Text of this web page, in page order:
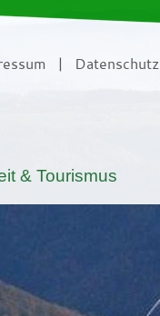
| Datenschutz
& Tourismus